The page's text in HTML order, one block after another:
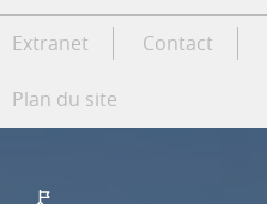
Extranet Contact
Plan du site